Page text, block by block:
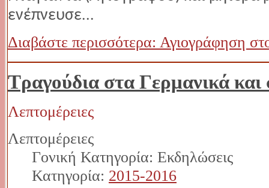
ενέπνευσε...
Διαβάστε περισσότερα: Αγιογράφηση
Τραγούδια στα Γερμανικά και
Λεπτομέρειες
Λεπτομέρειες
Γονική Κατηγορία: Εκδηλώσεις
Κατηγορία: 2015-2016